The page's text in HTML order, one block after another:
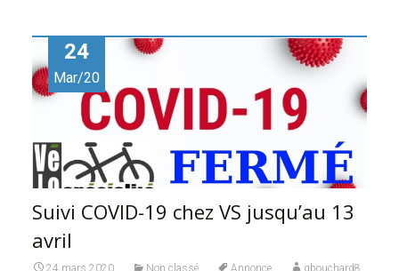
24
Mar/20
Suivi COVID-19 chez VS jusqu’au 13
avril